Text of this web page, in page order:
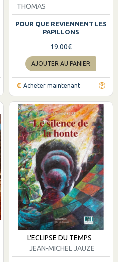
THOMAS
POUR QUE REVIENNENT LES
PAPILLONS
19.00€
AJOUTER AU PANIER
Acheter maintenant
L'ECLIPSE DU TEMPS
JEAN-MICHEL JAUZE